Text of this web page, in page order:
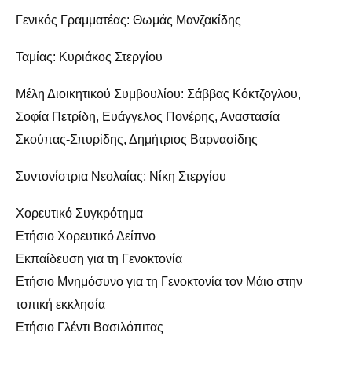
Γενικός Γραμματέας: Θωμάς Μανζακίδης
Ταμίας: Κυριάκος Στεργίου
Μέλη Διοικητικού Συμβουλίου: Σάββας Κόκτζογλου,
Σοφία Πετρίδη, Ευάγγελος Πονέρης, Αναστασία
Σκούπας-Σπυρίδης, Δημήτριος Βαρνασίδης
Συντονίστρια Νεολαίας: Νίκη Στεργίου
Χορευτικό Συγκρότημα
Ετήσιο Χορευτικό Δείπνο
Εκπαίδευση για τη Γενοκτονία
Ετήσιο Μνημόσυνο για τη Γενοκτονία τον Μάιο στην
τοπική εκκλησία
Ετήσιο Γλέντι Βασιλόπιτας